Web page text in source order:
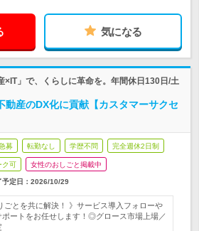
気になる
×IT」で、くらしに革命を。年間休日130日/土
動産のDX化に貢献【カスタマーサクセ
募 転勤なし 学歴不問 完全週休2日制
ク可 女性のおしごと掲載中
予定日： 2026/10/29
ごとを共に解決！ 》サービス導入フォローや
ポートをお任せします！◎グロース市場上場／